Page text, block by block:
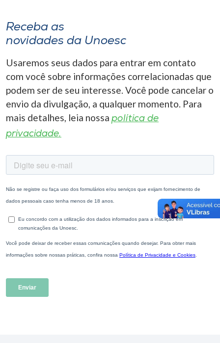
A-
Receba as
novidades da Unoesc
Usaremos seus dados para entrar em contato
com você sobre informações correlacionadas que
podem ser de seu interesse. Você pode cancelar o
envio da divulgação, a qualquer momento. Para
mais detalhes, leia nossa política de
privacidade.